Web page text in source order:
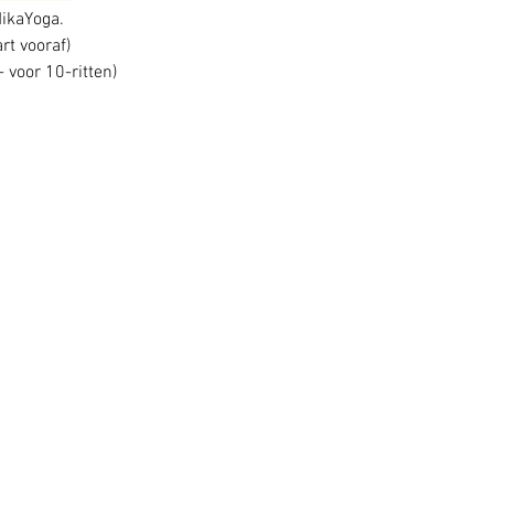
vooraf)
voor 10-ritten)